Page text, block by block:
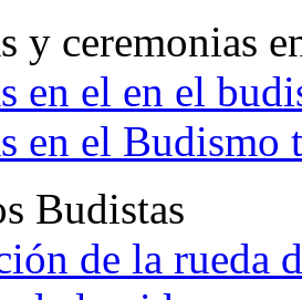
y ceremonias
en el en el
en el Budismo
Budistas
de la rueda